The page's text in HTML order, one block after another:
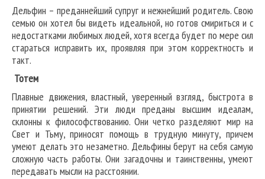
Дельфин – преданнейший супруг и нежнейший родитель. Свою
семью он хотел бы видеть идеальной, но готов смириться и с
недостатками любимых людей, хотя всегда будет по мере сил
стараться исправить их, проявляя при этом корректность и
такт.
Тотем
Плавные движения, властный, уверенный взгляд, быстрота в
принятии решений. Эти люди преданы высшим идеалам,
склонны к философствованию. Они четко разделяют мир на
Свет и Тьму, приносят помощь в трудную минуту, причем
умеют делать это незаметно. Дельфины берут на себя самую
сложную часть работы. Они загадочны и таинственны, умеют
передавать мысли на расстоянии.